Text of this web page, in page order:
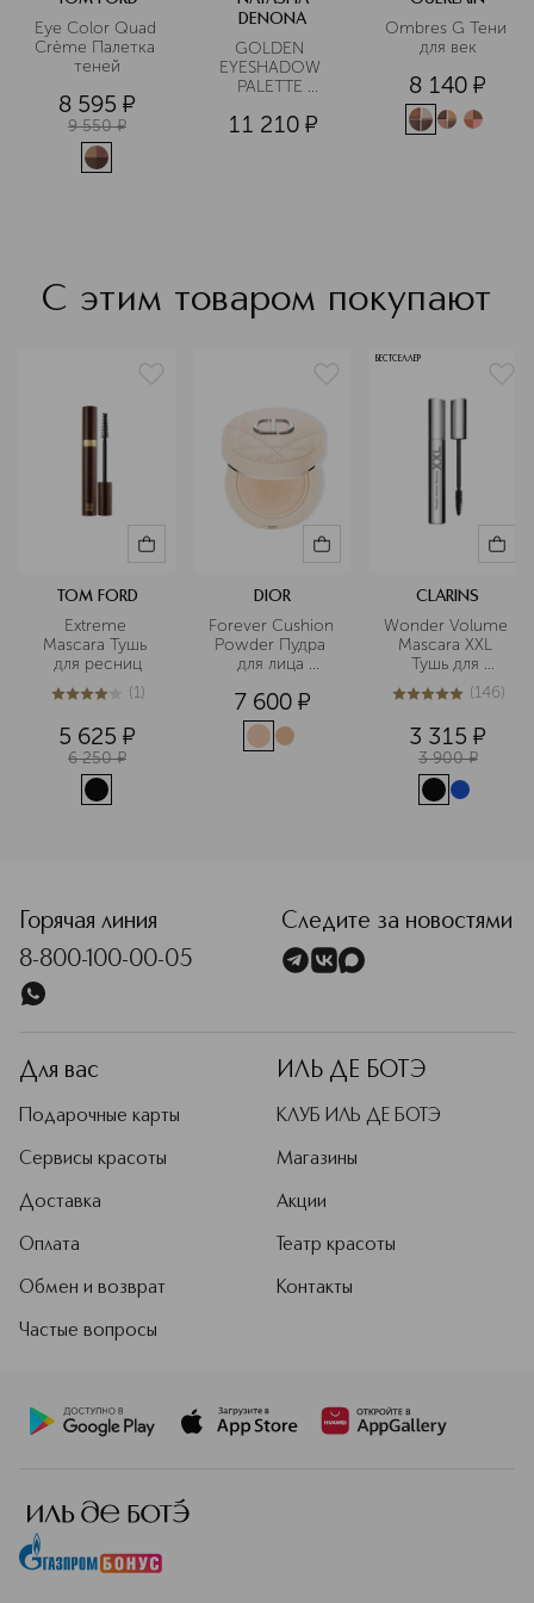
Eye Color Quad
Crème Палетка
теней
8 595 ¤
9 550 ¤
DENONA
GOLDEN
EYESHADOW
PALETTE
11 210 ¤
Ombres G Тени
для век
8 140 ¤
С этим товаром покупают
TOM FORD
Extreme
Mascara Тушь
для ресниц
4из 51 (1)
5 625 ¤
6 250 ¤
DIOR
Forever Cushion
Powder Пудра
для лица
7 600 ¤
БЕСТСЕЛЛЕР
CLARINS
Wonder Volume
Mascara XXL
Тушь для
максимального
объема ресниц
4.9из5146 (146)
3 315 ¤
3 900 ¤
Горячая линия
8-800-100-00-05
Следите за новостями
Для вас
Подарочные карты
Сервисы красоты
Доставка
Оплата
Обмен и возврат
Частые вопросы
ИЛЬ ДЕ БОТЭ
КЛУБ ИЛЬ ДЕ БОТЭ
Магазины
Акции
Театр красоты
Контакты